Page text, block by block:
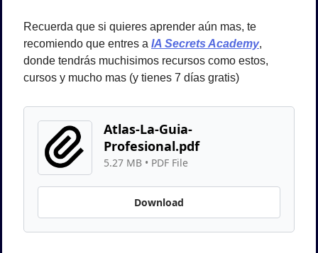
Recuerda que si quieres aprender aún mas, te
recomiendo que entres a IA Secrets Academy,
donde tendrás muchisimos recursos como estos,
cursos y mucho mas (y tienes 7 días gratis)
Atlas-La-Guia-
Profesional.pdf
5.27 MB • PDF File
Download